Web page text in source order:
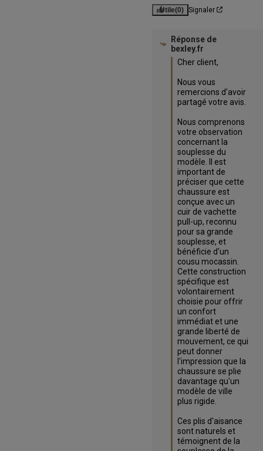
Utile(0) Signaler
Réponse de
bexley.fr
Cher client,
Nous vous
remercions d'avoir
partagé votre avis.
Nous comprenons
votre observation
concernant la
souplesse du
modèle. Il est
important de
préciser que cette
chaussure est
conçue avec un
cuir de vachette
pull-up, reconnu
pour sa grande
souplesse, et
bénéficie d'un
cousu mocassin.
Cette construction
spécifique est
volontairement
choisie pour offrir
un confort
immédiat et une
grande liberté de
mouvement, ce qui
peut donner
l'impression que la
chaussure se plie
davantage qu'un
modèle de ville
plus rigide.
Ces plis d'aisance
sont naturels et
témoignent de la